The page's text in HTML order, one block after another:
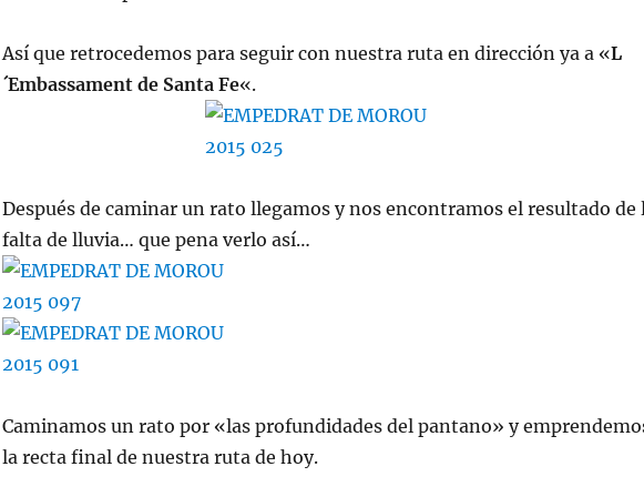
Así que retrocedemos para seguir con nuestra ruta en dirección ya a «L
´Embassament de Santa Fe«.
Después de caminar un rato llegamos y nos encontramos el resultado de
falta de lluvia… que pena verlo así…
Caminamos un rato por «las profundidades del pantano» y
la recta final de nuestra ruta de hoy.